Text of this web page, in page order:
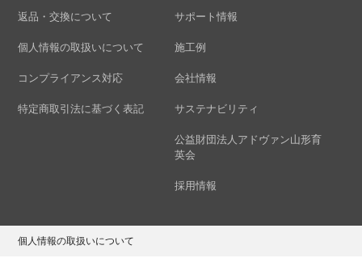
返品・交換について
個人情報の取扱いについて
コンプライアンス対応
特定商取引法に基づく表記
サポート情報
施工例
会社情報
サステナビリティ
公益財団法人アドヴァン山形育
英会
採用情報
個人情報の取扱いについて